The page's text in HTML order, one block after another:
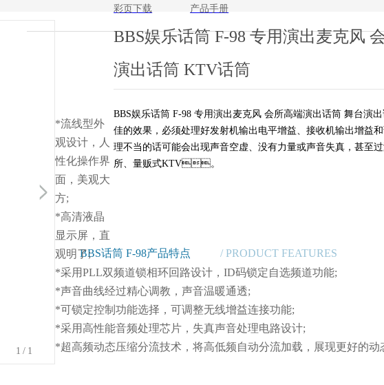
1 /1
BBS娱乐话筒 F-98 专用演出麦克风
演出话筒 KTV话筒
BBS娱乐话筒 F-98 专用演出麦克风 会所高端演出话筒 舞台演出
佳的效果，必须处理好发射机输出电平增益、接收机输出增益
理不当的话可能会出现声音空虚、没有力量或声音失真，甚至
所、量贩式KTV。
彩页下载 产品手册
BBS话筒 F-98产品特点 / PRODUCT FEATURES
*流线型外
观设计，人
性化操作界
面，美观大
方;
*高清液晶
显示屏，直
观明了;
*采用PLL双频道锁相环回路设计，ID码锁定自选频道功能;
*声音曲线经过精心调教，声音温暖通透;
*可锁定控制功能选择，可调整无线增益连接功能;
*采用高性能音频处理芯片，失真声音处理电路设计;
*超高频动态压缩分流技术，将高低频自动分流加载，展现更好的